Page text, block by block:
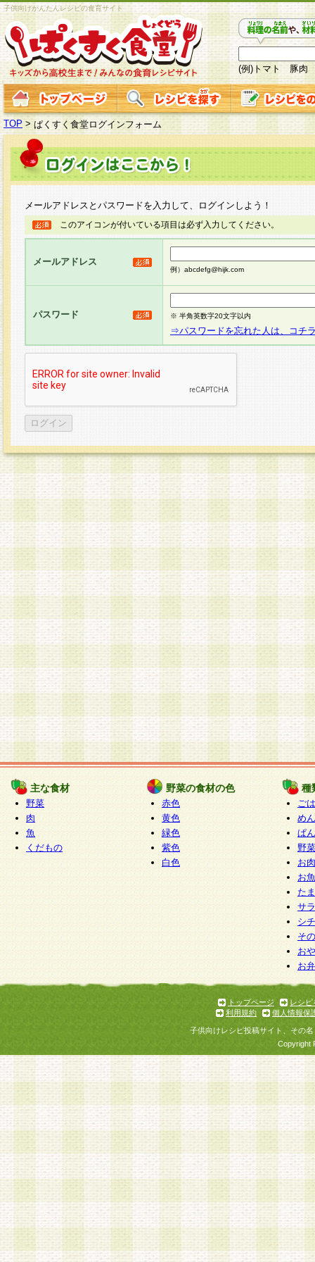
子供向けかんたんレシピの食育サイト
(例)トマト 豚肉
TOP > ぱくすく食堂ログインフォーム
メールアドレスとパスワードを入力して、ログインしよう！
このアイコンが付いている項目は必ず入力してください。
メールアドレス
例）abcdefg@hijk.com
パスワード ※ 半角英数字20文字以内
⇒パスワードを忘れた人は、コチ
主な食材
野菜
肉
魚
くだもの
野菜の食材の色
赤色
黄色
緑色
紫色
白色
種
ご
めん
ぱん
野
お
お
た
サ
シ
そ
お
お
トップページ
レシピ
利用規約
個人情報保
子供向けレシピ投稿サイト、その
Copyright